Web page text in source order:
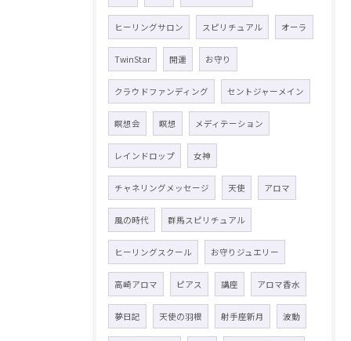
ヒーリングサロン スピリチュアル オーラ
TwinStar 開運 お守り
クラウドファンディング セントジャーメイン
瞑想会 瞑想 メディテーション
レインドロップ 女神
チャネリングメッセージ 天使 アロマ
風の時代 群馬スピリチュアル
ヒーリングスクール お守りジュエリー
高崎アロマ ピアス 講座 アロマ香水
夢日記 天使の羽根 射手座新月 波動